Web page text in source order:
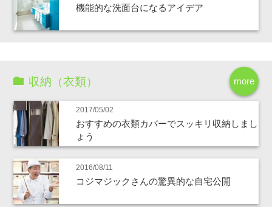
機能的な洗面台になるアイデア
more
収納（衣類）
2017/05/02
おすすめの衣類カバーでスッキリ収納しまし
ょう
2016/08/11
コジマジックさんの驚異的な自宅公開